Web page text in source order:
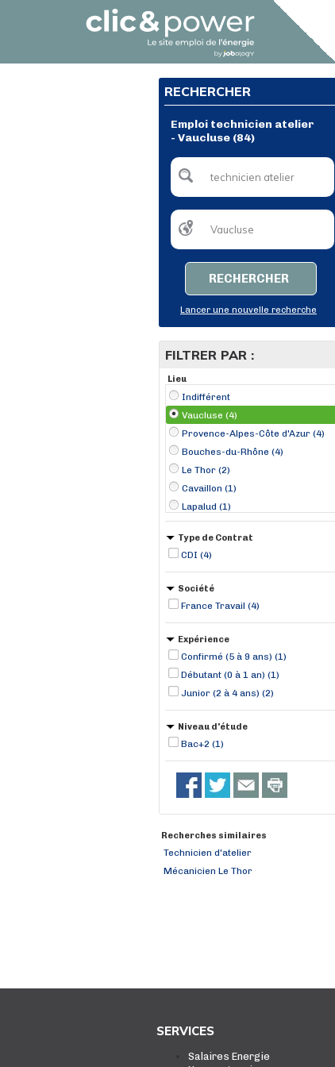
RECHERCHER
Emploi technicien atelier
- Vaucluse (84)
RECHERCHER
Lancer une nouvelle recherche
FILTRER PAR :
Lieu
Indifférent
Vaucluse (4)
Provence-Alpes-Côte d'Azur (4)
Bouches-du-Rhône (4)
Le Thor (2)
Cavaillon (1)
Lapalud (1)
Type de Contrat
CDI (4)
Société
France Travail (4)
Expérience
Confirmé (5 à 9 ans) (1)
Débutant (0 à 1 an) (1)
Junior (2 à 4 ans) (2)
Niveau d'étude
Bac+2 (1)
Recherches similaires
Technicien d'atelier
Mécanicien Le Thor
SERVICES
Salaires Energie